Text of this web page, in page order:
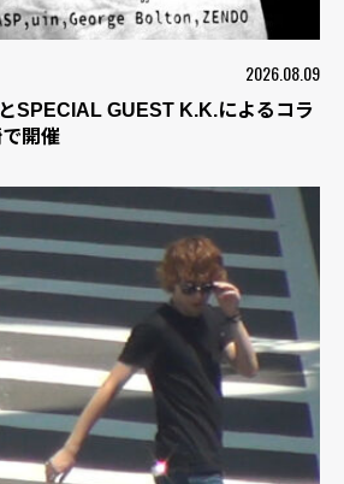
2026.08.09
SPECIAL GUEST K.K.によるコラ
開催